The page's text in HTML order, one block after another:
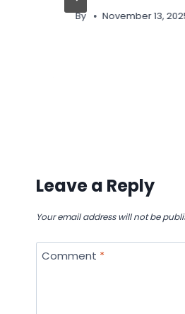
By November 13,
Leave a Reply
Your email address will not be
Comment *